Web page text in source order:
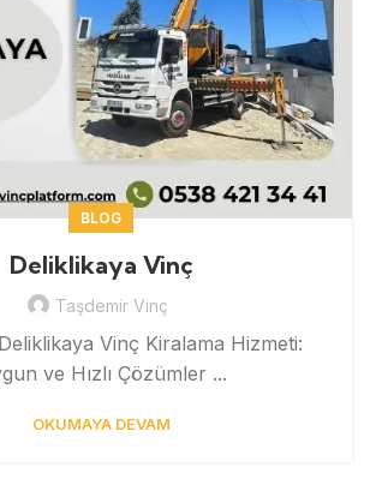
BLOG
Deliklikaya Vinç
Taşdemir Vinç
Vinç Kiralama Hizmeti:
ve Hızlı Çözümler ...
OKUMAYA DEVAM